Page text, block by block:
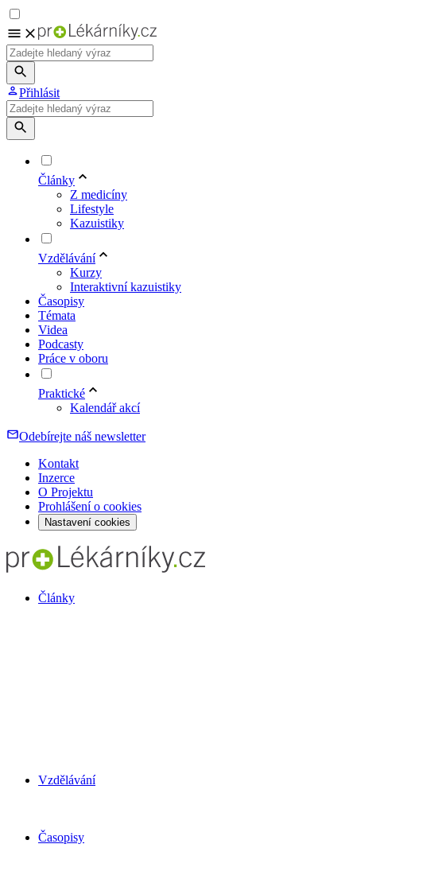
Přihlásit
Články
Z medicíny
Lifestyle
Kazuistiky
Vzdělávání
Kurzy
Interaktivní kazuistiky
Časopisy
Témata
Videa
Podcasty
Práce v oboru
Praktické
Kalendář akcí
Odebírejte náš newsletter
Kontakt
Inzerce
O Projektu
Prohlášení o cookies
Nastavení cookies
Články
Vzdělávání
Časopisy